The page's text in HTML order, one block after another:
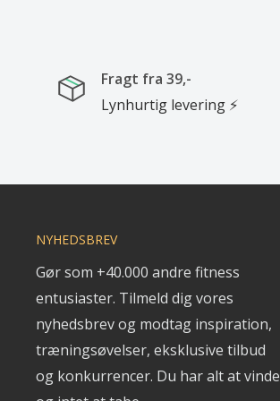
Fragt fra 39,-
Lynhurtig levering ⚡
NYHEDSBREV
Gør som +40.000 andre fitness
entusiaster. Tilmeld dig vores
nyhedsbrev og modtag inspiration,
træningsøvelser, eksklusive tilbud
og konkurrencer. Du har alt at vinde